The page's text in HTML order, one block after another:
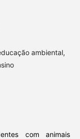
ambiental,
com animais